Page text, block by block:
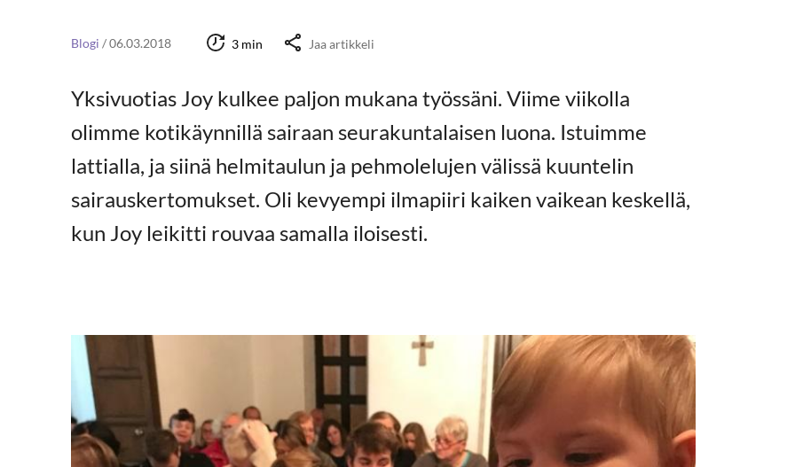
Blogi /06.03.2018 3 min Jaa artikkeli
Yksivuotias Joy kulkee paljon mukana työssäni. Viime viikolla
olimme kotikäynnillä sairaan seurakuntalaisen luona. Istuimme
lattialla, ja siinä helmitaulun ja pehmolelujen välissä kuuntelin
sairauskertomukset. Oli kevyempi ilmapiiri kaiken vaikean keskellä,
kun Joy leikitti rouvaa samalla iloisesti.